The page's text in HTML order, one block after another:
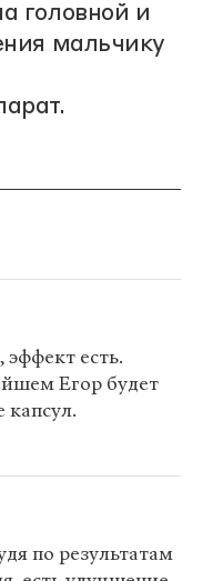
головной и
мальчику
есть.
Егор будет
капсул.
по результатам